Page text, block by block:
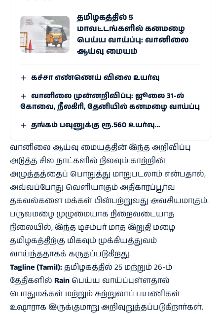
தமிழகத்தில் 5
மாவட்டங்களில் கனமழை
பெய்ய வாய்ப்பு: வானிலை
ஆய்வு மையம்
கச்சா எண்ணெய் விலை உயர்வு
வானிலை முன்னறிவிப்பு: ஜூலை 31-ல்
கோவை, நீலகிரி, தேனியில் கனமழை வாய்ப்பு
தங்கம் பவுனுக்கு ரூ.560 உயர்வு…
வானிலை ஆய்வு மையத்தின் இந்த அறிவிப்பு
அடுத்த சில நாட்களில் நிலவும் காற்றின்
அழுத்தத்தைப் பொறுத்து மாறுபடலாம் என்பதால்,
அவ்வப்போது வெளியாகும் அதிகாரப்பூர்வ
தகவல்களை மக்கள் பின்பற்றுவது அவசியமாகும்.
பருவமழை முழுமையாக நிறைவடையாத
நிலையில், இந்த டிசம்பர் மாத இறுதி மழை
தமிழகத்திற்கு மிகவும் முக்கியத்துவம்
வாய்ந்ததாகக் கருதப்படுகிறது.
Tagline (Tamil): தமிழகத்தில் 25 மற்றும் 26-ம்
தேதிகளில் Rain பெய்ய வாய்ப்புள்ளதால்
பொதுமக்கள் மற்றும் சுற்றுலாப் பயணிகள்
உஷாராக இருக்குமாறு அறிவுறுத்தப்படுகிறார்கள்.